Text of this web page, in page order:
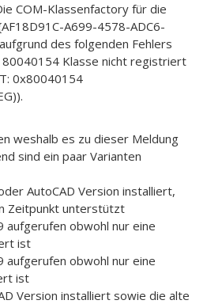
COM-Klassenfactory für die
A699-4578-ADC6-
des folgenden Fehlers
Klasse nicht registriert
0x80040154
weshalb es zu dieser Meldung
sind ein paar Varianten
AutoCAD Version installiert,
Zeitpunkt unterstützt
aufgerufen obwohl nur eine
ist
aufgerufen obwohl nur eine
ist
Version installiert sowie die alte